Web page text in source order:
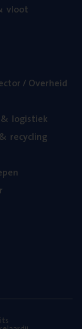
vloot
/ Overheid
& logistiek
& recycling